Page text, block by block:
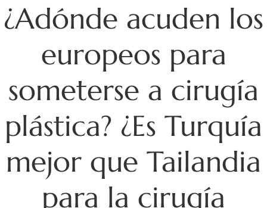
¿Adónde acuden los
europeos para
someterse a cirugía
plástica? ¿Es Turquía
mejor que Tailandia
para la cirugía